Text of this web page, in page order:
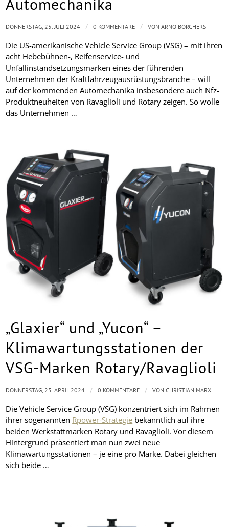
Die US-amerikanische Vehicle Service Group (VSG) – mit ihren
acht Hebebühnen-, Reifenservice- und
Unfallinstandsetzungsmarken eines der führenden
Unternehmen der Kraftfahrzeugausrüstungsbranche – will
auf der kommenden Automechanika insbesondere auch Nfz-
Produktneuheiten von Ravaglioli und Rotary zeigen. So wolle
das Unternehmen …
DONNERSTAG, 25. JULI 2024 / 0 KOMMENTARE / VONARNO BORCHERS
„Glaxier“ und „Yucon“ –
Klimawartungsstationen der
VSG-Marken Rotary/Ravaglioli
Die Vehicle Service Group (VSG) konzentriert sich im Rahmen
ihrer sogenannten Rpower-Strategie bekanntlich auf ihre
beiden Werkstattmarken Rotary und Ravaglioli. Vor diesem
Hintergrund präsentiert man nun zwei neue
Klimawartungsstationen – je eine pro Marke. Dabei gleichen
sich beide …
DONNERSTAG, 25. APRIL 2024 / 0 KOMMENTARE / VONCHRISTIAN MARX